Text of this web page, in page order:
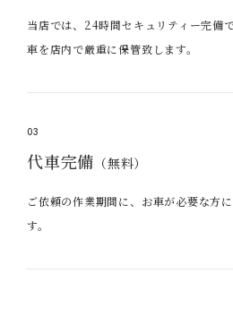
当店では、24時間セキュリティー完備
車を店内で厳重に保管致します。
03
代車完備 （無料）
ご依頼の作業期間に、お車が必要な方
す。